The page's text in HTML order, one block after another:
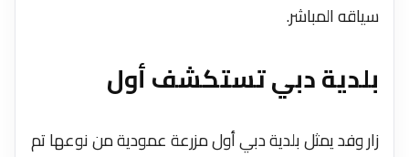
سياقه المباشر.
بلدية دبي تستكشف أول
زار وفد يمثل بلدية دبي أول مزرعة عمودية من نوعها تم